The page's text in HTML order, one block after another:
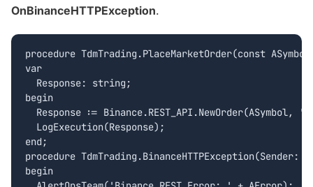
OnBinanceHTTPException.
procedure TdmTrading.PlaceMarketOrder(const
var
  Response: string;
begin
Response := Binance.REST_API.NewOrder(ASymbol,
  LogExecution(Response);
end;
procedure
begin